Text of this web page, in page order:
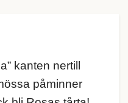
kanten nertill
påminner